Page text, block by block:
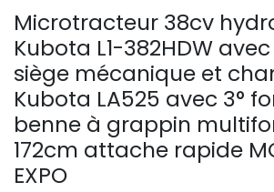
Microtracteur 38cv
Kubota L1-382HDW
siège mécanique et
Kubota LA525 avec 3°
benne à grappin
172cm attache rapide
EXPO